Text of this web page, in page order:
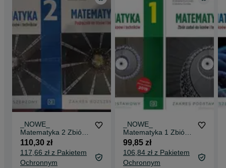
_NOWE_
Matematyka 2 Zbiór
zadań + Podręcznik
Zakres Rozszerzony
PAZDRO
110,30 zł
117,66 zł z Pakietem
Ochronnym
_NOWE_
Matematyka 1 Zbiór
zadań + Podręcznik
Zakres Podstawowy
PAZDRO
99,85 zł
106,84 zł z Pakietem
Ochronnym